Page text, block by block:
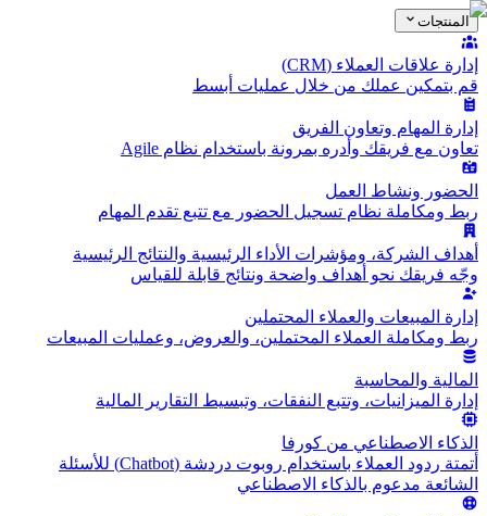
المنتجات
إدارة علاقات العملاء (CRM)
قم بتمكين عملك من خلال عمليات أبسط
إدارة المهام وتعاون الفريق
تعاون مع فريقك وأدره بمرونة باستخدام نظام Agile
الحضور ونشاط العمل
ربط ومكاملة نظام تسجيل الحضور مع تتبع تقدم المهام
أهداف الشركة، ومؤشرات الأداء الرئيسية والنتائج الرئيسية
وجّه فريقك نحو أهداف واضحة ونتائج قابلة للقياس
إدارة المبيعات والعملاء المحتملين
ربط ومكاملة العملاء المحتملين، والعروض، وعمليات المبيعات
المالية والمحاسبة
إدارة الميزانيات، وتتبع النفقات، وتبسيط التقارير المالية
الذكاء الاصطناعي من كورفا
أتمتة ردود العملاء باستخدام روبوت دردشة (Chatbot) للأسئلة
الشائعة مدعوم بالذكاء الاصطناعي